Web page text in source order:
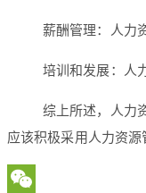
薪酬管理：人力
培训和发展：人
综上所述，人力
应该积极采用人力资